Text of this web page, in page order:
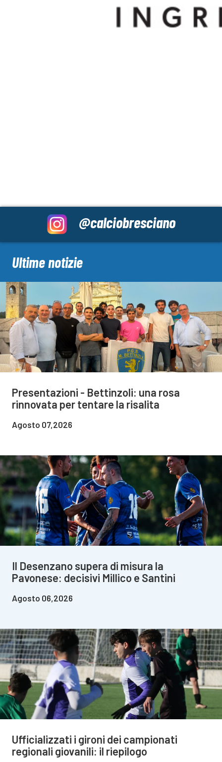
@calciobresciano
Ultime notizie
Presentazioni - Bettinzoli: una rosa
rinnovata per tentare la risalita
Agosto 07,2026
Il Desenzano supera di misura la
Pavonese: decisivi Millico e Santini
Agosto 06,2026
Ufficializzati i gironi dei campionati
regionali giovanili: il riepilogo